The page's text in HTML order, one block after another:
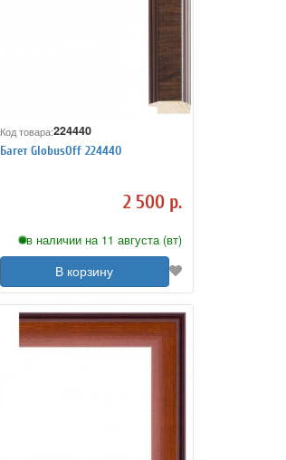
Код товара:224440
Багет GlobusOff 224440
2 500 р.
в наличии на 11 августа (вт)
В корзину